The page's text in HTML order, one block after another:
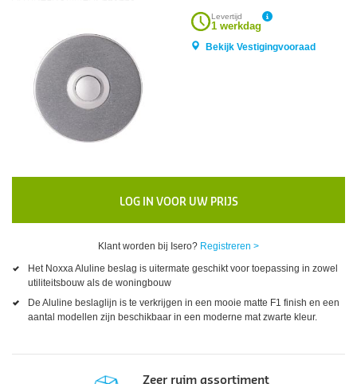
Levertijd
1 werkdag
Bekijk Vestigingvooraad
LOG IN VOOR UW PRIJS
Klant worden bij Isero? Registreren >
Het Noxxa Aluline beslag is uitermate geschikt voor toepassing in zowel
utiliteitsbouw als de woningbouw
De Aluline beslaglijn is te verkrijgen in een mooie matte F1 finish en een
aantal modellen zijn beschikbaar in een moderne mat zwarte kleur.
Zeer ruim assortiment